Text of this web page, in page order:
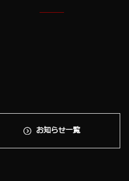
お知らせ一覧